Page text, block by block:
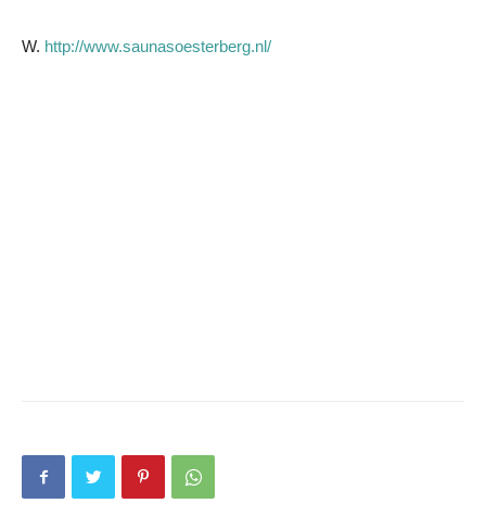
W. http://www.saunasoesterberg.nl/